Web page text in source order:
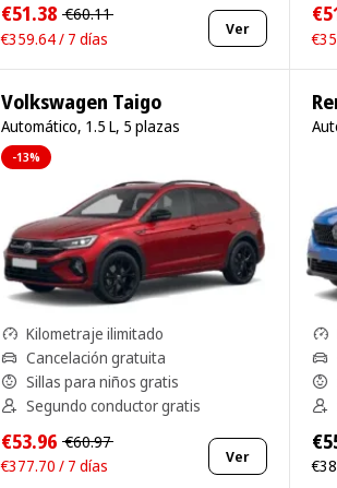
€51.38 €60.11
€359.64 / 7 días
Ver
Volkswagen Taigo
Automático, 1.5 L, 5 plazas
-13%
Kilometraje ilimitado
Cancelación gratuita
Sillas para niños gratis
Segundo conductor gratis
€53.96 €60.97
€377.70 / 7 días
Ver